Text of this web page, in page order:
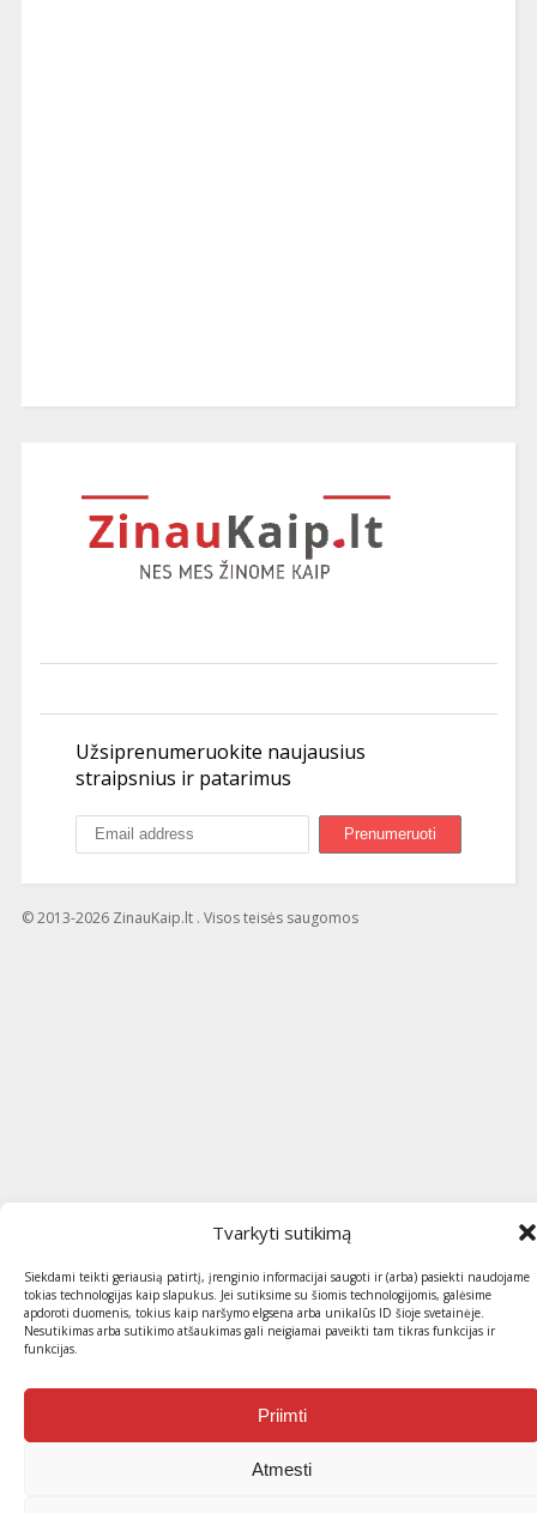
Tvarkyti sutikimą
Siekdami teikti geriausią patirtį, įrenginio informacijai saugoti ir (arba) pasiekti naudojame
tokias technologijas kaip slapukus. Jei sutiksime su šiomis technologijomis, galėsime
apdoroti duomenis, tokius kaip naršymo elgsena arba unikalūs ID šioje svetainėje.
Nesutikimas arba sutikimo atšaukimas gali neigiamai paveikti tam tikras funkcijas ir
funkcijas.
Priimti
Atmesti
Užsiprenumeruokite naujausius
straipsnius ir patarimus
© 2013-2026 ZinauKaip.lt . Visos teisės saugomos